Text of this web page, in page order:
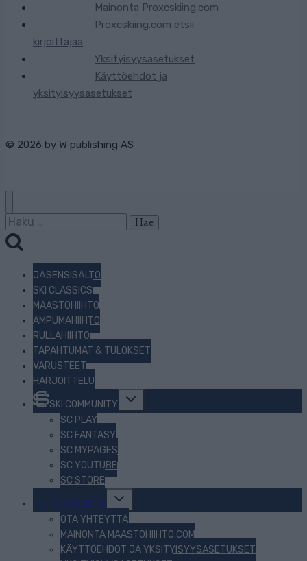
Mainonta Proxcskiing.com
Proxcskiing.com etsii
kirjoittajaa
Yksityisyysasetukset
Käyttöehdot ja
yksityisyysasetukset
© 2026 by W publishing AS
Haku:
JÄSENSISÄLTÖ
SKI CLASSICS
MAASTOHIIHTO
AMPUMAHIIHTO
RULLAHIIHTO
TAPAHTUMAT & TULOKSET
VARUSTEET
HARJOITTELU
SKI COMMUNITY
Toggle
child
menu
SC PLAY
SC FANTASY
SC MYPAGES
SC YOUTUBE
SC STORE
TIETOJA MEISTÄ
Toggle
child
menu
OTA YHTEYTTÄ
MAINONTA MAASTOHIIHTO.COM
KÄYTTÖEHDOT JA YKSITYISYYSASETUKSET